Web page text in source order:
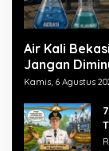
Air Kali
Jangan
Kamis, 6 Agustus